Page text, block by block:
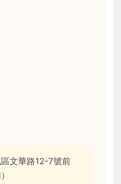
文華路12-7號前